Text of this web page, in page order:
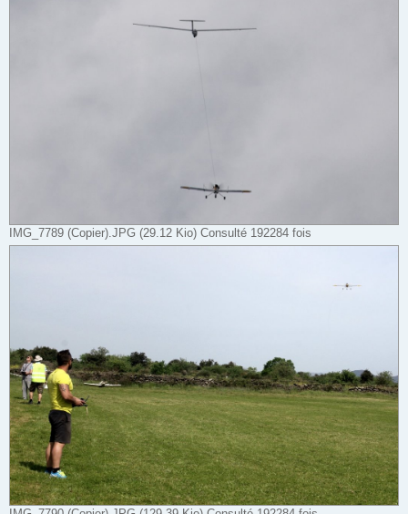
IMG_7789 (Copier).JPG (29.12 Kio) Consulté 192284 fois